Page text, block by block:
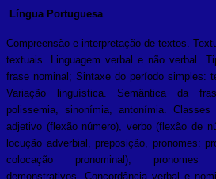
Língua Portuguesa
Compreensão e interpretação de textos.
textuais. Linguagem verbal e não verbal.
frase nominal; Sintaxe do período simples:
Variação linguística. Semântica da
polissemia, sinonímia, antonímia.
adjetivo (flexão número), verbo (flexão de
locução adverbial, preposição, pronomes:
colocação pronominal), pronomes
demonstrativos. Concordância verbal e